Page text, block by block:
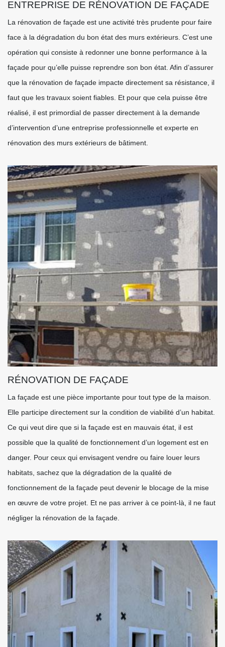
ENTREPRISE DE RÉNOVATION DE FAÇADE
La rénovation de façade est une activité très prudente pour faire
face à la dégradation du bon état des murs extérieurs. C’est une
opération qui consiste à redonner une bonne performance à la
façade pour qu’elle puisse reprendre son bon état. Afin d’assurer
que la rénovation de façade impacte directement sa résistance, il
faut que les travaux soient fiables. Et pour que cela puisse être
réalisé, il est primordial de passer directement à la demande
d’intervention d’une entreprise professionnelle et experte en
rénovation des murs extérieurs de bâtiment.
RÉNOVATION DE FAÇADE
La façade est une pièce importante pour tout type de la maison.
Elle participe directement sur la condition de viabilité d’un habitat.
Ce qui veut dire que si la façade est en mauvais état, il est
possible que la qualité de fonctionnement d’un logement est en
danger. Pour ceux qui envisagent vendre ou faire louer leurs
habitats, sachez que la dégradation de la qualité de
fonctionnement de la façade peut devenir le blocage de la mise
en œuvre de votre projet. Et ne pas arriver à ce point-là, il ne faut
négliger la rénovation de la façade.